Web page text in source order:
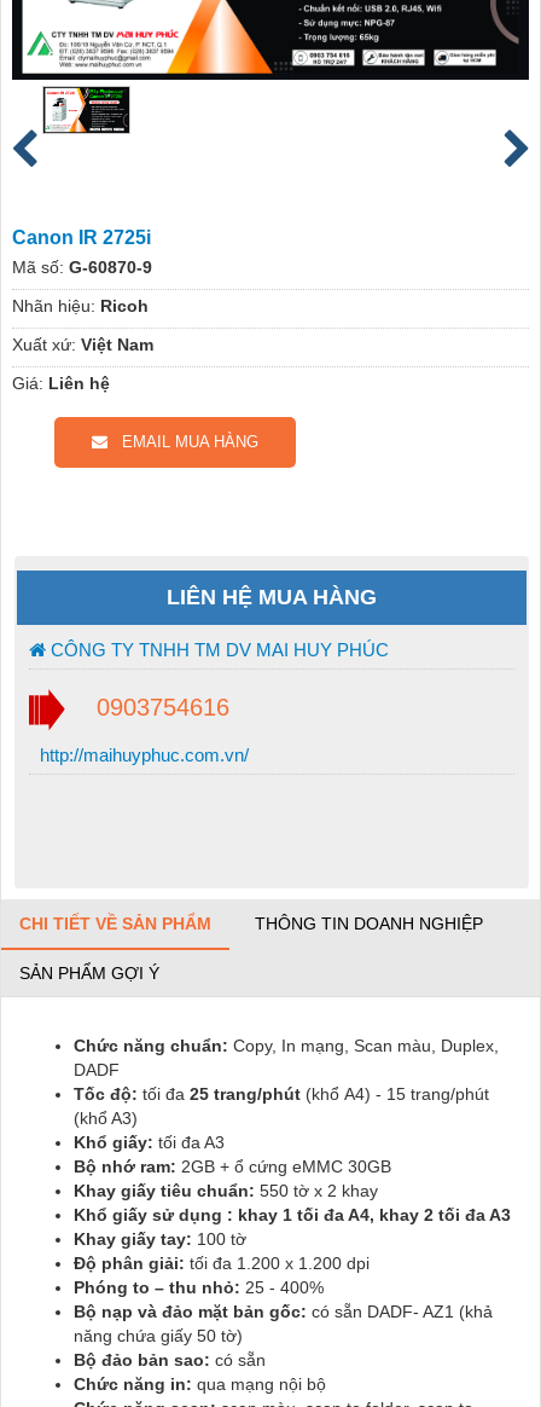
Canon IR 2725i
Mã số: G-60870-9
Nhãn hiệu: Ricoh
Xuất xứ: Việt Nam
Giá: Liên hệ
EMAIL MUA HÀNG
LIÊN HỆ MUA HÀNG
CÔNG TY TNHH TM DV MAI HUY PHÚC
0903754616
http://maihuyphuc.com.vn/
CHI TIẾT VỀ SẢN PHẨM THÔNG TIN DOANH NGHIỆP
SẢN PHẨM GỢI Ý
Chức năng chuẩn: Copy, In mạng, Scan màu, Duplex,
DADF
Tốc độ: tối đa 25 trang/phút (khổ A4) - 15 trang/phút
(khổ A3)
Khổ giấy: tối đa A3
Bộ nhớ ram: 2GB + ổ cứng eMMC 30GB
Khay giấy tiêu chuẩn: 550 tờ x 2 khay
Khổ giấy sử dụng : khay 1 tối đa A4, khay 2 tối đa A3
Khay giấy tay: 100 tờ
Độ phân giải: tối đa 1.200 x 1.200 dpi
Phóng to – thu nhỏ: 25 - 400%
Bộ nạp và đảo mặt bản gốc: có sẵn DADF- AZ1 (khả
năng chứa giấy 50 tờ)
Bộ đảo bản sao: có sẵn
Chức năng in: qua mạng nội bộ